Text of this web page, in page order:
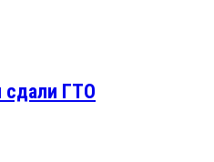
сдали ГТО